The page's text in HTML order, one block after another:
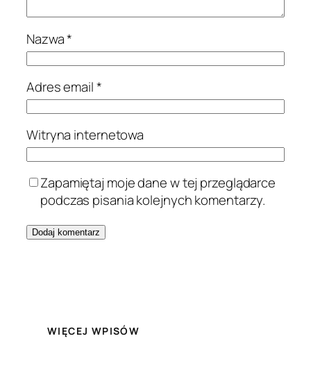
Nazwa*
Adres email*
Witryna internetowa
Zapamiętaj moje dane w tej przeglądarce
podczas pisania kolejnych komentarzy.
WIĘCEJ WPISÓW